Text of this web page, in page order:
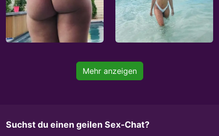
Mehr anzeigen
Suchst du einen geilen Sex-Chat?